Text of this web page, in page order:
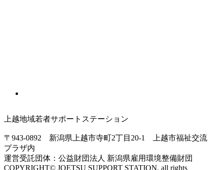
上越地域若者サポートステーション
〒943-0892 新潟県上越市寺町2丁目20-1 上越市福祉交流
プラザ内
運営受託団体：公益財団法人 新潟県雇用環境整備財団
COPYRIGHT© JOETSU SUPPORT STATION. all rights